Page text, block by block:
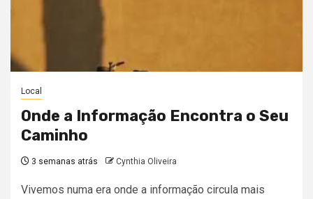
Local
Onde a Informação Encontra o Seu
Caminho
3 semanas atrás Cynthia Oliveira
Vivemos numa era onde a informação circula mais